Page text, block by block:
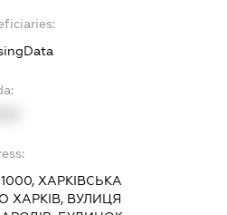
ХАРКІВСЬКА
ХАРКІВ, ВУЛИЦЯ